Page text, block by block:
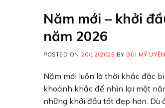
Năm mới – khởi
năm 2026
POSTED ON 20/12/2025 BY BÙI MỸ UYÊN
Năm mới luôn là thời khắc đặc
khoảnh khắc để nhìn lại một
những khởi đầu tốt đẹp hơn.